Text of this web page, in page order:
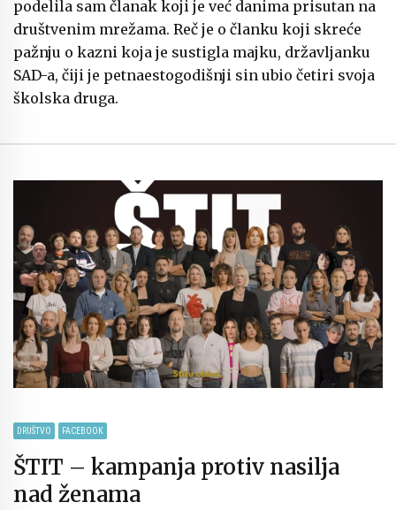
podelila sam članak koji je već danima prisutan na
društvenim mrežama. Reč je o članku koji skreće
pažnju o kazni koja je sustigla majku, državljanku
SAD-a, čiji je petnaestogodišnji sin ubio četiri svoja
školska druga.
DRUŠTVO FACEBOOK
ŠTIT – kampanja protiv nasilja
nad ženama